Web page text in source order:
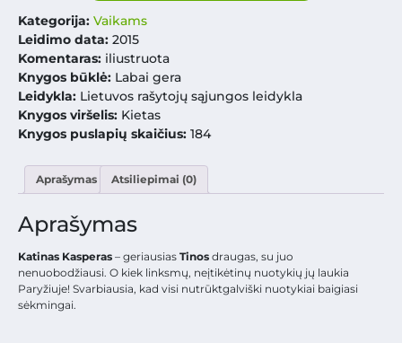
Kategorija: Vaikams
Leidimo data: 2015
Komentaras: iliustruota
Knygos būklė: Labai gera
Leidykla: Lietuvos rašytojų sąjungos leidykla
Knygos viršelis: Kietas
Knygos puslapių skaičius: 184
Aprašymas Atsiliepimai (0)
Aprašymas
Katinas Kasperas – geriausias Tinos draugas, su juo
nenuobodžiausi. O kiek linksmų, neįtikėtinų nuotykių jų laukia
Paryžiuje! Svarbiausia, kad visi nutrūktgalviški nuotykiai baigiasi
sėkmingai.